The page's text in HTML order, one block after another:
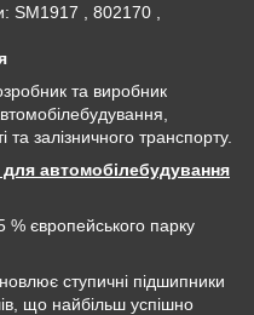
SM1917 , 802170 ,
та виробник
залізничного транспорту.
автомобілебудування
європейського парку
ступичні підшипники
що найбільш успішно